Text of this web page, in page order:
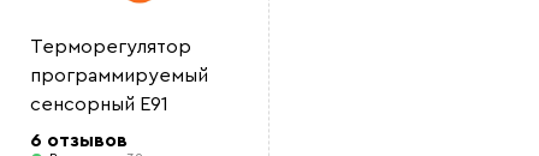
Терморегулятор
программируемый
сенсорный E91
6 отзывов